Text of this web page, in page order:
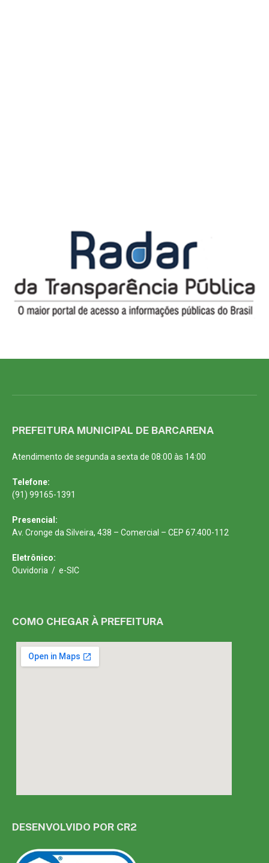
PREFEITURA MUNICIPAL DE BARCARENA
Atendimento de segunda a sexta de 08:00 às 14:00
Telefone:
(91) 99165-1391
Presencial:
Av. Cronge da Silveira, 438 – Comercial – CEP 67.400-112
Eletrônico:
Ouvidoria / e-SIC
COMO CHEGAR À PREFEITURA
DESENVOLVIDO POR CR2